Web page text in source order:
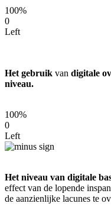
100%
0
Left
Het gebruik van digitale
niveau.
100%
0
Left
Het niveau van digitale
effect van de lopende
de aanzienlijke lacunes te